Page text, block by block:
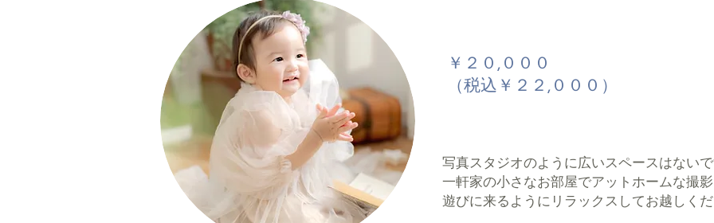
￥２０,０００
（税込￥２２,０００）
写真スタジオのように広いスペースはない
一軒家の小さなお部屋でアットホームな撮
遊びに来るようにリラックスしてお越しく